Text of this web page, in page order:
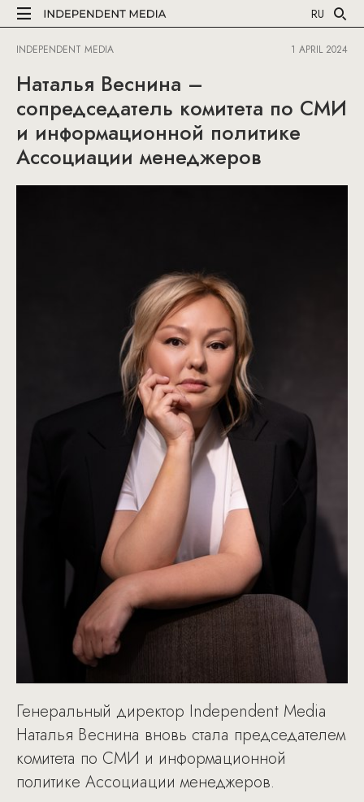
RU
INDEPENDENT MEDIA 1 APRIL 2024
Наталья Веснина –
сопредседатель комитета по СМИ
и информационной политике
Ассоциации менеджеров
Генеральный директор Independent Media
Наталья Веснина вновь стала председателем
комитета по СМИ и информационной
политике Ассоциации менеджеров.